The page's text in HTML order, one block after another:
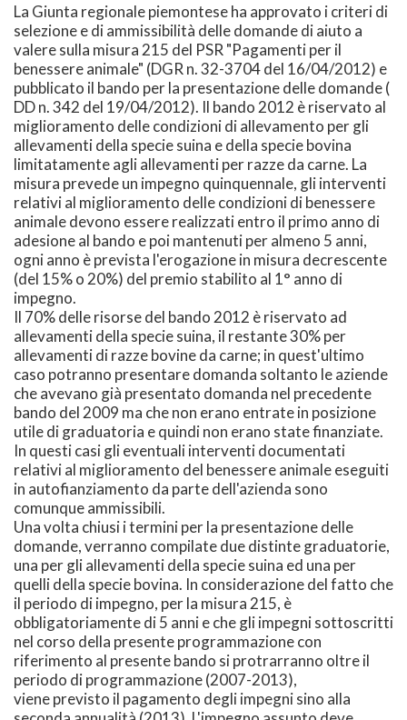
La Giunta regionale piemontese ha approvato i criteri di
selezione e di ammissibilità delle domande di aiuto a
valere sulla misura 215 del PSR "Pagamenti per il
benessere animale" (DGR n. 32-3704 del 16/04/2012) e
pubblicato il bando per la presentazione delle domande (
DD n. 342 del 19/04/2012). Il bando 2012 è riservato al
miglioramento delle condizioni di allevamento per gli
allevamenti della specie suina e della specie bovina
limitatamente agli allevamenti per razze da carne. La
misura prevede un impegno quinquennale, gli interventi
relativi al miglioramento delle condizioni di benessere
animale devono essere realizzati entro il primo anno di
adesione al bando e poi mantenuti per almeno 5 anni,
ogni anno è prevista l'erogazione in misura decrescente
(del 15% o 20%) del premio stabilito al 1° anno di
impegno.
Il 70% delle risorse del bando 2012 è riservato ad
allevamenti della specie suina, il restante 30% per
allevamenti di razze bovine da carne; in quest'ultimo
caso potranno presentare domanda soltanto le aziende
che avevano già presentato domanda nel precedente
bando del 2009 ma che non erano entrate in posizione
utile di graduatoria e quindi non erano state finanziate.
In questi casi gli eventuali interventi documentati
relativi al miglioramento del benessere animale eseguiti
in autofianziamento da parte dell'azienda sono
comunque ammissibili.
Una volta chiusi i termini per la presentazione delle
domande, verranno compilate due distinte graduatorie,
una per gli allevamenti della specie suina ed una per
quelli della specie bovina. In considerazione del fatto che
il periodo di impegno, per la misura 215, è
obbligatoriamente di 5 anni e che gli impegni sottoscritti
nel corso della presente programmazione con
riferimento al presente bando si protrarranno oltre il
periodo di programmazione (2007-2013),
viene previsto il pagamento degli impegni sino alla